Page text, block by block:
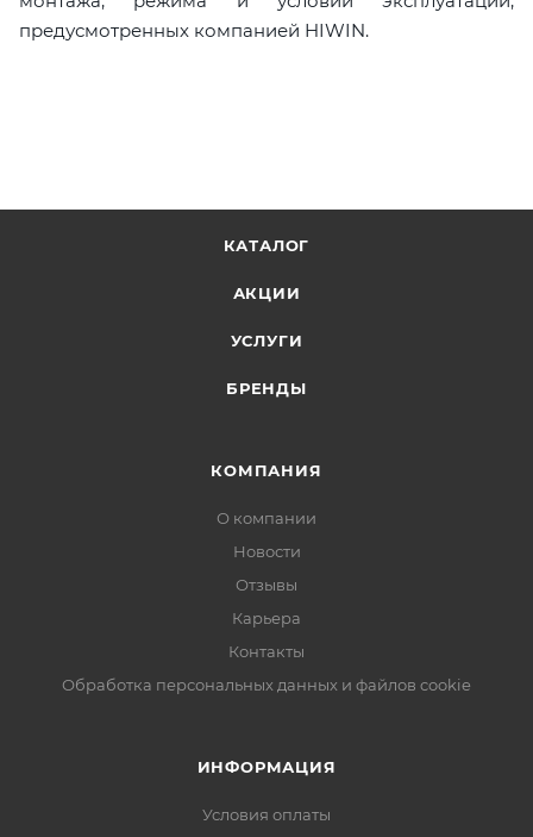
предусмотренных компанией HIWIN.
КАТАЛОГ
АКЦИИ
УСЛУГИ
БРЕНДЫ
КОМПАНИЯ
О компании
Новости
Отзывы
Карьера
Контакты
Обработка персональных данных и файлов cookie
ИНФОРМАЦИЯ
Условия оплаты